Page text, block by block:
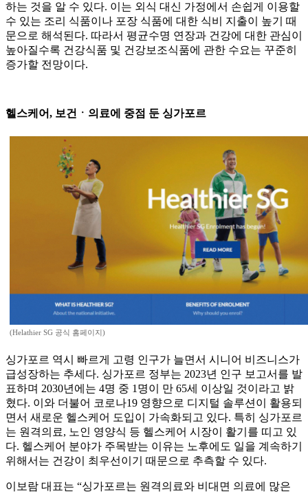
하는 것을 알 수 있다. 이는 외식 대신 가정에서 손쉽게 이용할
수 있는 조리 식품이나 포장 식품에 대한 식비 지출이 높기 때
문으로 해석된다. 따라서 평균수명 연장과 건강에 대한 관심이
높아질수록 건강식품 및 건강보조식품에 관한 수요는 꾸준히
증가할 전망이다.
헬스케어, 보건ㆍ의료에 중점 둔 싱가포르
(Helathier SG 공식 홈페이지)
싱가포르 역시 빠르게 고령 인구가 늘면서 시니어 비즈니스가
급성장하는 추세다. 싱가포르 정부는 2023년 인구 보고서를 발
표하며 2030년에는 4명 중 1명이 만 65세 이상일 것이라고 밝
혔다. 이와 더불어 코로나19 영향으로 디지털 솔루션이 활용되
면서 새로운 헬스케어 도입이 가속화되고 있다. 특히 싱가포르
는 원격의료, 노인 영양식 등 헬스케어 시장이 활기를 띠고 있
다. 헬스케어 분야가 주목받는 이유는 노후에도 일을 계속하기
위해서는 건강이 최우선이기 때문으로 추측할 수 있다.
이보람 대표는 “싱가포르는 원격의료와 비대면 의료에 많은